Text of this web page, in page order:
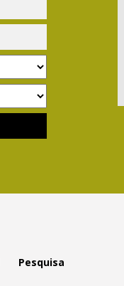
Pesquisa